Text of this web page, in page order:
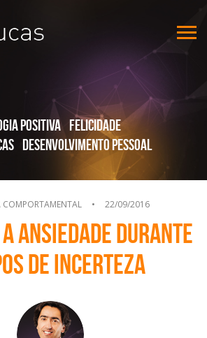
Positiva Felicidade
Desenvolvimento Pessoal
COMPORTAMENTAL • 22/09/2016
ansiedade durante
de incerteza